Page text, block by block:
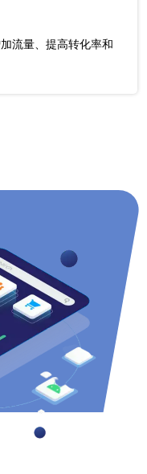
流量、提高转化率和